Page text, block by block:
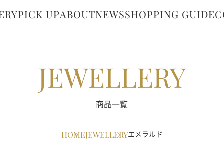
PICK UPABOUTNEWSSHOPPING GUIDE
JEWELLERY
商品一覧
HOMEJEWELLERYエメラルド